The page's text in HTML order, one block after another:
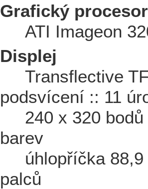
Grafický procesor
ATI Imageon
Displej
Transflective
podsvícení :: 11
240 x 320 bodů
barev
úhlopříčka 88,9
palců